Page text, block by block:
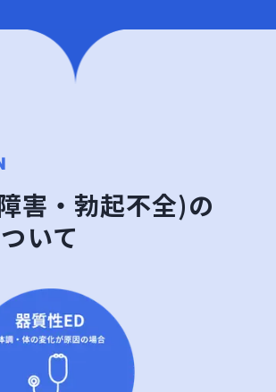
害・勃起不全)の
いて